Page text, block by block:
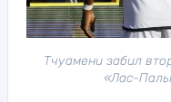
Тчуамени забил
«Лас-